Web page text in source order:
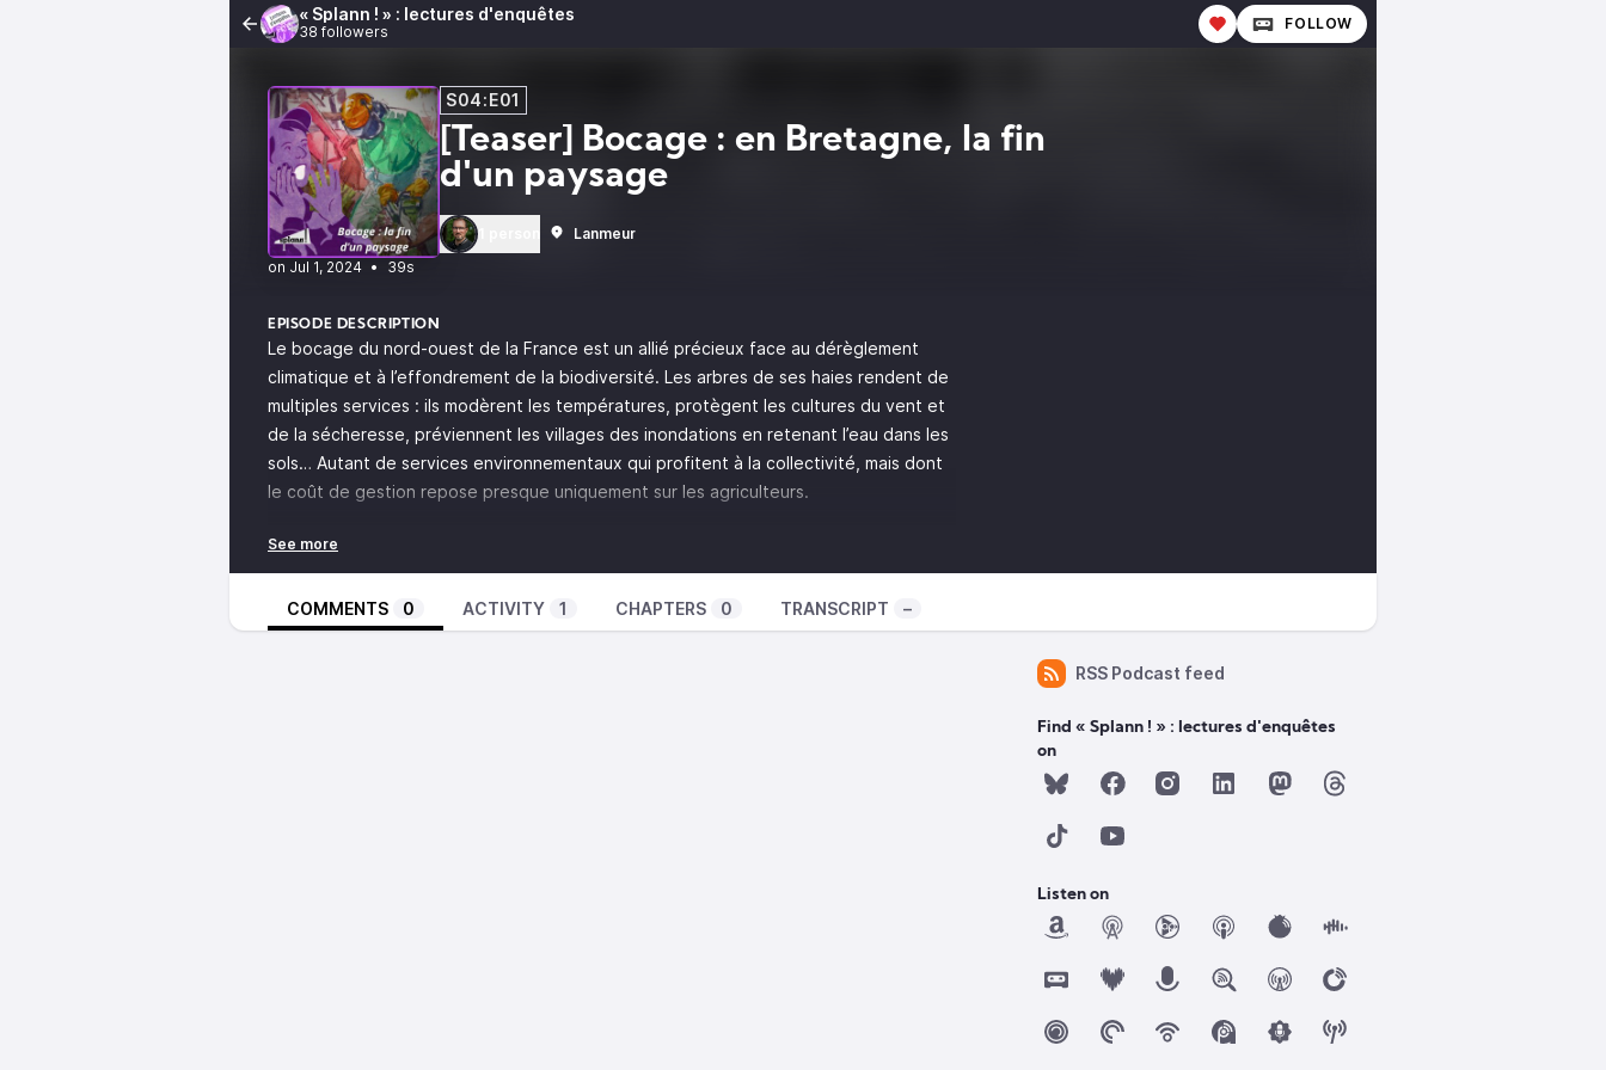
« Splann ! » : lectures d'enquêtes
38 followers FOLLOW
S04:E01
[Teaser] Bocage : en Bretagne, la fin
d'un paysage
Lanmeur
•
39s
EPISODE DESCRIPTION
Le bocage du nord-ouest de la France est un allié précieux face au dérèglement
climatique et à l’effondrement de la biodiversité. Les arbres de ses haies rendent de
multiples services : ils modèrent les températures, protègent les cultures du vent et
de la sécheresse, préviennent les villages des inondations en retenant l’eau dans les
sols… Autant de services environnementaux qui profitent à la collectivité, mais dont
le coût de gestion repose presque uniquement sur les agriculteurs.
COMMENTS 0 ACTIVITY 1 CHAPTERS 0 TRANSCRIPT –
RSS Podcast feed
Find « Splann ! » : lectures d'enquêtes
on
Listen on